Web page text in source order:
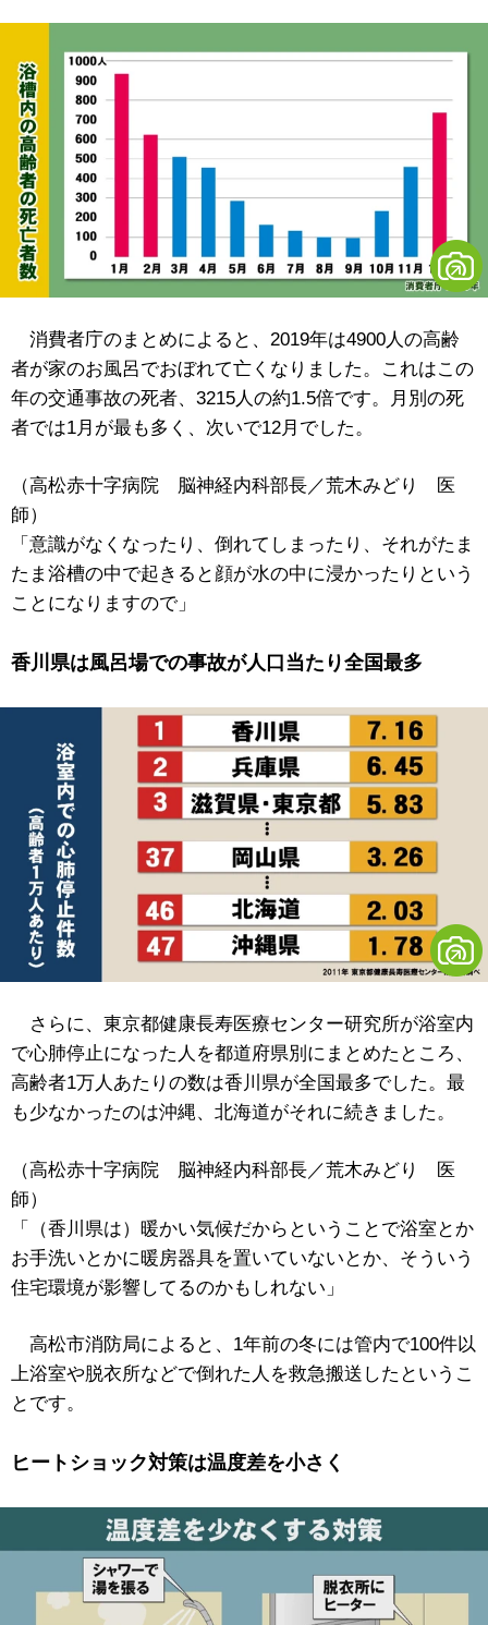
消費者庁のまとめによると、2019年は4900人の高齢
者が家のお風呂でおぼれて亡くなりました。これはこの
年の交通事故の死者、3215人の約1.5倍です。月別の死
者では1月が最も多く、次いで12月でした。
（高松赤十字病院 脳神経内科部長／荒木みどり 医
師）
「意識がなくなったり、倒れてしまったり、それがたま
たま浴槽の中で起きると顔が水の中に浸かったりという
ことになりますので」
香川県は風呂場での事故が人口当たり全国最多
さらに、東京都健康長寿医療センター研究所が浴室内
で心肺停止になった人を都道府県別にまとめたところ、
高齢者1万人あたりの数は香川県が全国最多でした。最
も少なかったのは沖縄、北海道がそれに続きました。
（高松赤十字病院 脳神経内科部長／荒木みどり 医
師）
「（香川県は）暖かい気候だからということで浴室とか
お手洗いとかに暖房器具を置いていないとか、そういう
住宅環境が影響してるのかもしれない」
高松市消防局によると、1年前の冬には管内で100件以
上浴室や脱衣所などで倒れた人を救急搬送したというこ
とです。
ヒートショック対策は温度差を小さく